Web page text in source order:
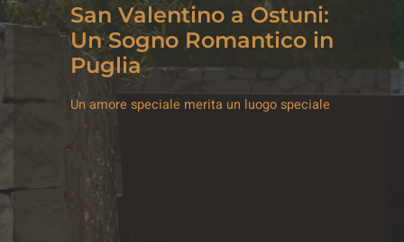
San Valentino a Ostuni:
Un Sogno Romantico in
Puglia
Un amore speciale merita un luogo speciale